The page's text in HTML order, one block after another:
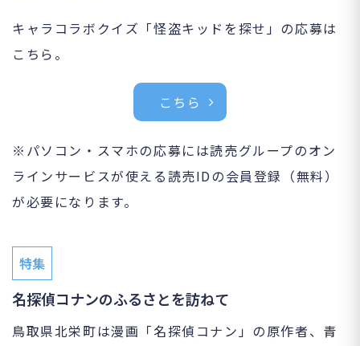
キャラコラボクイズ「怪盗キッドを探せ」の応募は
こちら。
こちら
※パソコン・スマホの応募には読売グループのオン
ラインサービスが使える読売IDの会員登録（無料）
が必要になります。
特集
名探偵コナンのふるさとを訪ねて
鳥取県北栄町は漫画「名探偵コナン」の原作者、青